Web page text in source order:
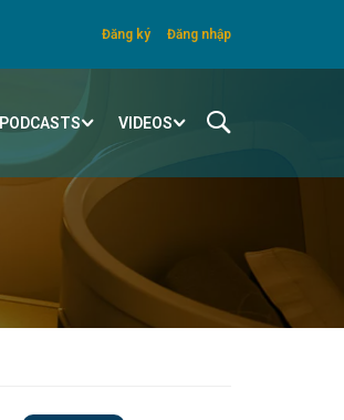
Đăng ký Đăng nhập
PODCASTS VIDEOS